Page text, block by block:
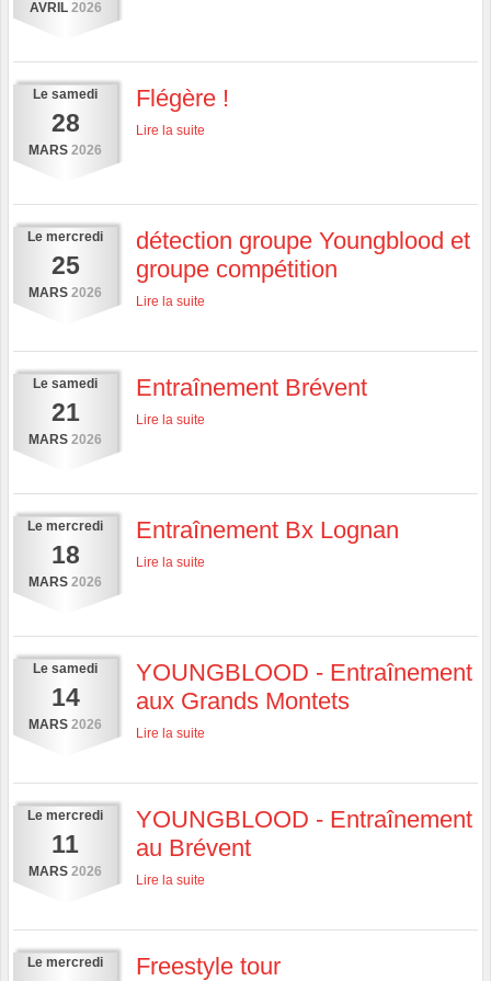
AVRIL 2026
Le samedi
28
MARS 2026
Flégère !
Lire la suite
Le mercredi
25
MARS 2026
détection groupe Youngblood et
groupe compétition
Lire la suite
Le samedi
21
MARS 2026
Entraînement Brévent
Lire la suite
Le mercredi
18
MARS 2026
Entraînement Bx Lognan
Lire la suite
Le samedi
14
MARS 2026
YOUNGBLOOD - Entraînement
aux Grands Montets
Lire la suite
Le mercredi
11
MARS 2026
YOUNGBLOOD - Entraînement
au Brévent
Lire la suite
Le mercredi Freestyle tour